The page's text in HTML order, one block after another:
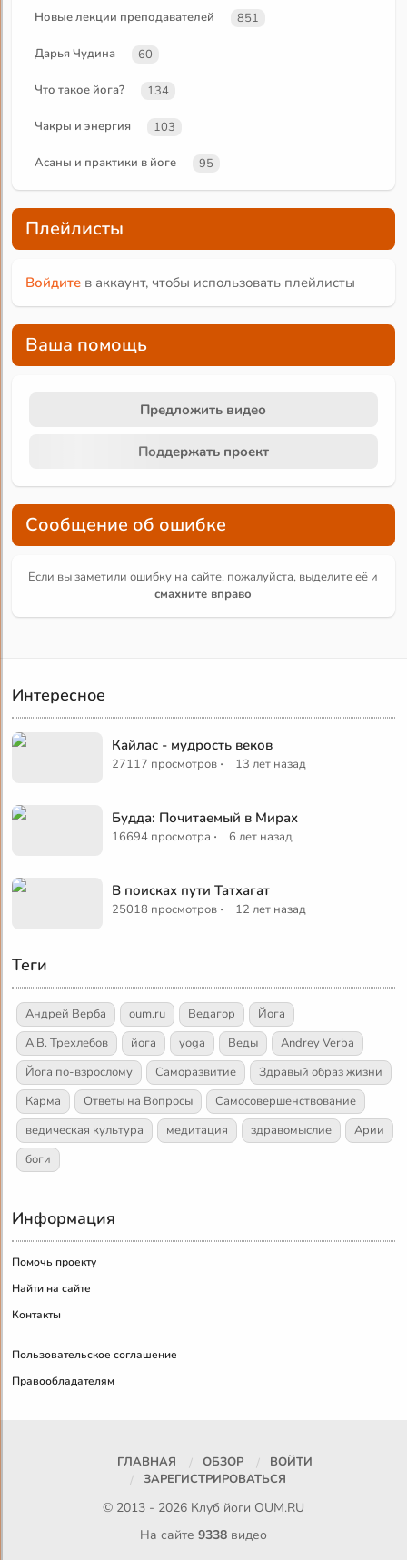
Новые лекции преподавателей 851
Дарья Чудина 60
Что такое йога? 134
Чакры и энергия 103
Асаны и практики в йоге 95
Плейлисты
Войдите в аккаунт, чтобы использовать плейлисты
Ваша помощь
Предложить видео
Поддержать проект
Сообщение об ошибке
Если вы заметили ошибку на сайте, пожалуйста, выделите её и
смахните вправо
Интересное
Кайлас - мудрость веков
27117 просмотров · 13 лет назад
Будда: Почитаемый в Мирах
16694 просмотра · 6 лет назад
В поисках пути Татхагат
25018 просмотров · 12 лет назад
Теги
Андрей Верба oum.ru Ведагор
Йога
А.В. Трехлебов
йога yoga Веды
Andrey Verba
Йога по-взрослому
Саморазвитие
Здравый образ жизни
Карма
Ответы на Вопросы
Самосовершенствование
ведическая культура
медитация здравомыслие
Арии
боги
Информация
Помочь проекту
Найти на сайте
Контакты
Пользовательское соглашение
Правообладателям
ГЛАВНАЯ ОБЗОР
ВОЙТИ
ЗАРЕГИСТРИРОВАТЬСЯ
© 2013 - 2026 Клуб йоги OUM.RU
На сайте 9338видео